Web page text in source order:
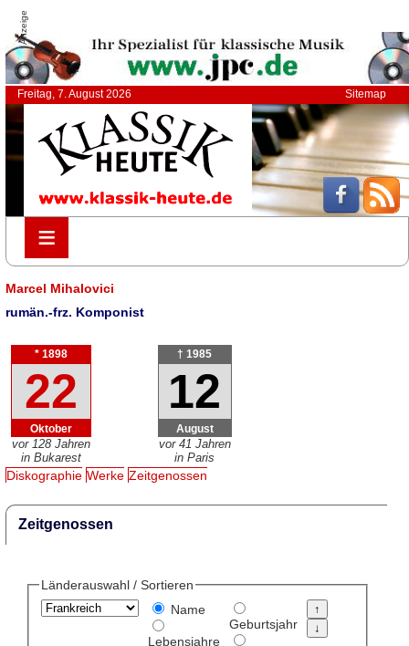
Anzeige
Freitag, 7. August 2026 Sitemap
≡
≡
Marcel Mihalovici
rumän.-frz. Komponist
* 1898
22
Oktober
vor 128 Jahren
in Bukarest
† 1985
12
August
vor 41 Jahren
in Paris
Diskographie Werke Zeitgenossen
Zeitgenossen
Länderauswahl / Sortieren
Name
Lebensjahre
Geburtsjahr